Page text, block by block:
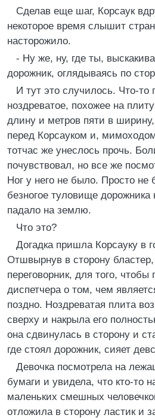
Сделав еще шаг, Корсаук
некоторое время слышит
насторожило.
- Ну же, ну, где ты,
дорожник, оглядываясь по
И тут это случилось. Что-то
ноздреватое, похожее на
длину и метров пяти в
перед Корсауком и,
тотчас же унеслось прочь.
почувствовал, но все же
Ног у него не было. Просто
безногое туловище дорожника
падало на землю.
Что это?
Догадка пришла Корсауку в
Отшвырнув в сторону
переговорник, для того, чтобы
диспетчера о том, чем
поздно. Ноздреватая плита
сверху и накрыла его
она сдвинулась в сторону и
где стоял дорожник, сияет
Девочка посмотрела на
бумаги и увидела, что кто-то
маленьких смешных
отложила в сторону ластик и